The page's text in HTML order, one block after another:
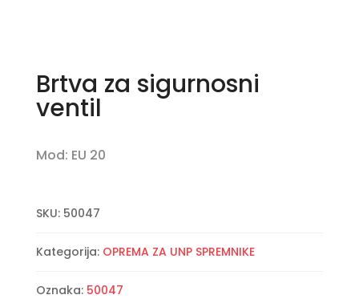
Brtva za sigurnosni
ventil
Mod: EU 20
SKU: 50047
Kategorija: OPREMA ZA UNP SPREMNIKE
Oznaka: 50047